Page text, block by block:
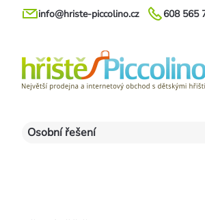
Přejít
608 565
info@hriste-piccolino.cz
Osobní řešení